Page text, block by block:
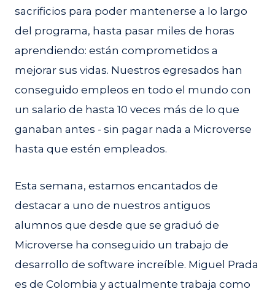
sacrificios para poder mantenerse a lo largo
del programa, hasta pasar miles de horas
aprendiendo: están comprometidos a
mejorar sus vidas. Nuestros egresados han
conseguido empleos en todo el mundo con
un salario de hasta 10 veces más de lo que
ganaban antes - sin pagar nada a Microverse
hasta que estén empleados.
Esta semana, estamos encantados de
destacar a uno de nuestros antiguos
alumnos que desde que se graduó de
Microverse ha conseguido un trabajo de
desarrollo de software increíble. Miguel Prada
es de Colombia y actualmente trabaja como